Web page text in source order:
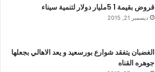
قروض بقيمة 1 5مليار دولار لتنمية سيناء
ديسمبر 21, 2015
الغضبان يتفقد شوارع بورسعيد و يعد الاهالي بجعلها
جوهره القناه